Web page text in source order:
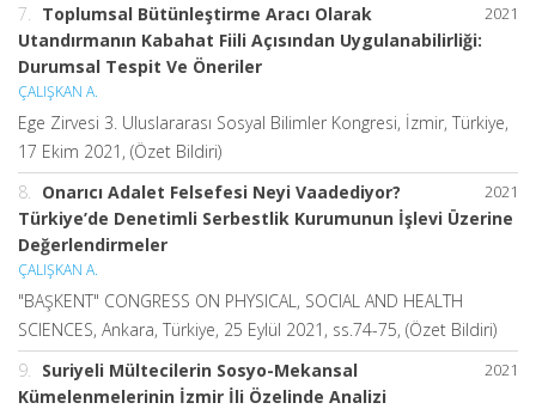
2021
7.
Toplumsal Bütünleştirme Aracı Olarak
Utandırmanın Kabahat Fiili Açısından Uygulanabilirliği:
Durumsal Tespit Ve Öneriler
ÇALIŞKAN A.
Ege Zirvesi 3. Uluslararası Sosyal Bilimler Kongresi, İzmir, Türkiye,
17 Ekim 2021, (Özet Bildiri)
2021
8.
Onarıcı Adalet Felsefesi Neyi Vaadediyor?
Türkiye’de Denetimli Serbestlik Kurumunun İşlevi Üzerine
Değerlendirmeler
ÇALIŞKAN A.
"BAŞKENT" CONGRESS ON PHYSICAL, SOCIAL AND HEALTH
SCIENCES, Ankara, Türkiye, 25 Eylül 2021, ss.74-75, (Özet Bildiri)
2021
9.
Suriyeli Mültecilerin Sosyo-Mekansal
Kümelenmelerinin İzmir İli Özelinde Analizi